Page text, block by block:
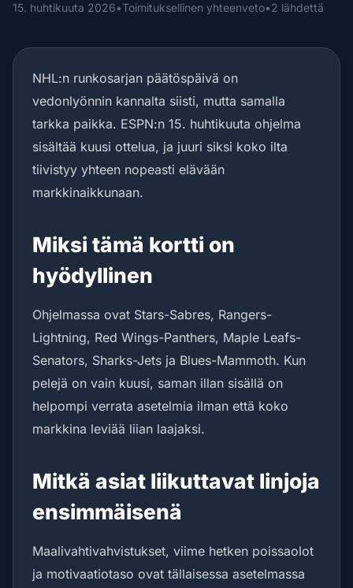
15. huhtikuuta 2026•Toimituksellinen yhteenveto•2 lähdettä
NHL:n runkosarjan päätöspäivä on
vedonlyönnin kannalta siisti, mutta samalla
tarkka paikka. ESPN:n 15. huhtikuuta ohjelma
sisältää kuusi ottelua, ja juuri siksi koko ilta
tiivistyy yhteen nopeasti elävään
markkinaikkunaan.
Miksi tämä kortti on
hyödyllinen
Ohjelmassa ovat Stars-Sabres, Rangers-
Lightning, Red Wings-Panthers, Maple Leafs-
Senators, Sharks-Jets ja Blues-Mammoth. Kun
pelejä on vain kuusi, saman illan sisällä on
helpompi verrata asetelmia ilman että koko
markkina leviää liian laajaksi.
Mitkä asiat liikuttavat linjoja
ensimmäisenä
Maalivahtivahvistukset, viime hetken poissaolot
ja motivaatiotaso ovat tällaisessa asetelmassa